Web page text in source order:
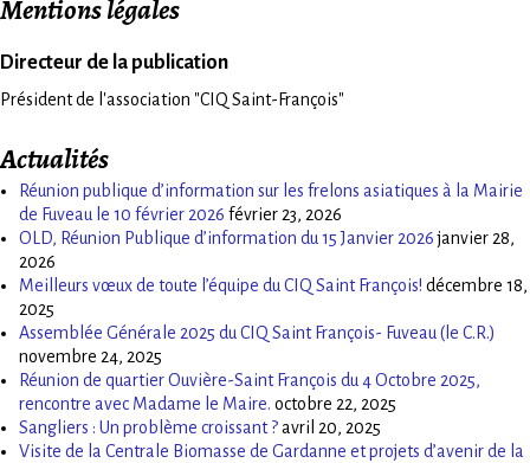
Mentions légales
Directeur de la publication
Président de l'association "CIQ Saint-François"
Actualités
Réunion publique d’information sur les frelons asiatiques à la Mairie
de Fuveau le 10 février 2026 février 23, 2026
OLD, Réunion Publique d’information du 15 Janvier 2026 janvier 28,
2026
Meilleurs vœux de toute l’équipe du CIQ Saint François! décembre 18,
2025
Assemblée Générale 2025 du CIQ Saint François- Fuveau (le C.R.)
novembre 24, 2025
Réunion de quartier Ouvière-Saint François du 4 Octobre 2025,
rencontre avec Madame le Maire. octobre 22, 2025
Sangliers : Un problème croissant ?avril 20, 2025
Visite de la Centrale Biomasse de Gardanne et projets d’avenir de la